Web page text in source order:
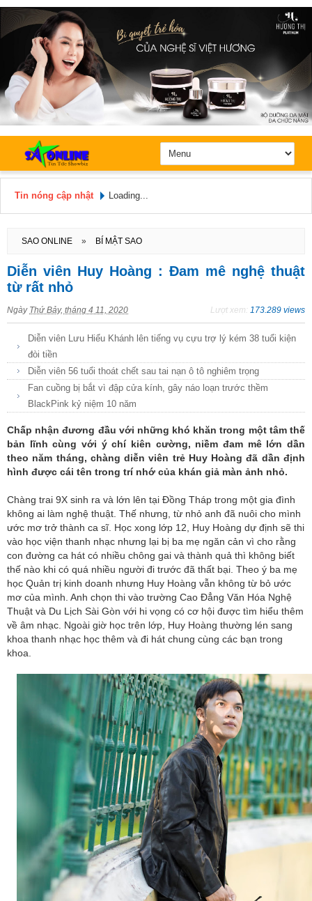
Tin nóng cập nhật Loading...
SAO ONLINE » BÍ MẬT SAO
Diễn viên Huy Hoàng : Đam mê nghệ thuật
từ rất nhỏ
Ngày Thứ Bảy, tháng 4 11, 2020 Lượt xem: 173.289 views
Diễn viên Lưu Hiểu Khánh lên tiếng vụ cựu trợ lý kém 38 tuổi kiện
đòi tiền
Diễn viên 56 tuổi thoát chết sau tai nạn ô tô nghiêm trọng
Fan cuồng bị bắt vì đập cửa kính, gây náo loạn trước thềm
BlackPink kỷ niệm 10 năm
Chấp nhận đương đầu với những khó khăn trong một tâm thế
bản lĩnh cùng với ý chí kiên cường, niềm đam mê lớn dần
theo năm tháng, chàng diễn viên trẻ Huy Hoàng đã dần định
hình được cái tên trong trí nhớ của khán giả màn ảnh nhỏ.
Chàng trai 9X sinh ra và lớn lên tại Đồng Tháp trong một gia đình
không ai làm nghệ thuật. Thế nhưng, từ nhỏ anh đã nuôi cho mình
ước mơ trở thành ca sĩ. Học xong lớp 12, Huy Hoàng dự định sẽ thi
vào học viện thanh nhạc nhưng lại bị ba mẹ ngăn cản vì cho rằng
con đường ca hát có nhiều chông gai và thành quả thì không biết
thế nào khi có quá nhiều người đi trước đã thất bại. Theo ý ba mẹ
học Quản trị kinh doanh nhưng Huy Hoàng vẫn không từ bỏ ước
mơ của mình. Anh chọn thi vào trường Cao Đẳng Văn Hóa Nghệ
Thuật và Du Lịch Sài Gòn với hi vọng có cơ hội được tìm hiểu thêm
về âm nhạc. Ngoài giờ học trên lớp, Huy Hoàng thường lén sang
khoa thanh nhạc học thêm và đi hát chung cùng các bạn trong
khoa.